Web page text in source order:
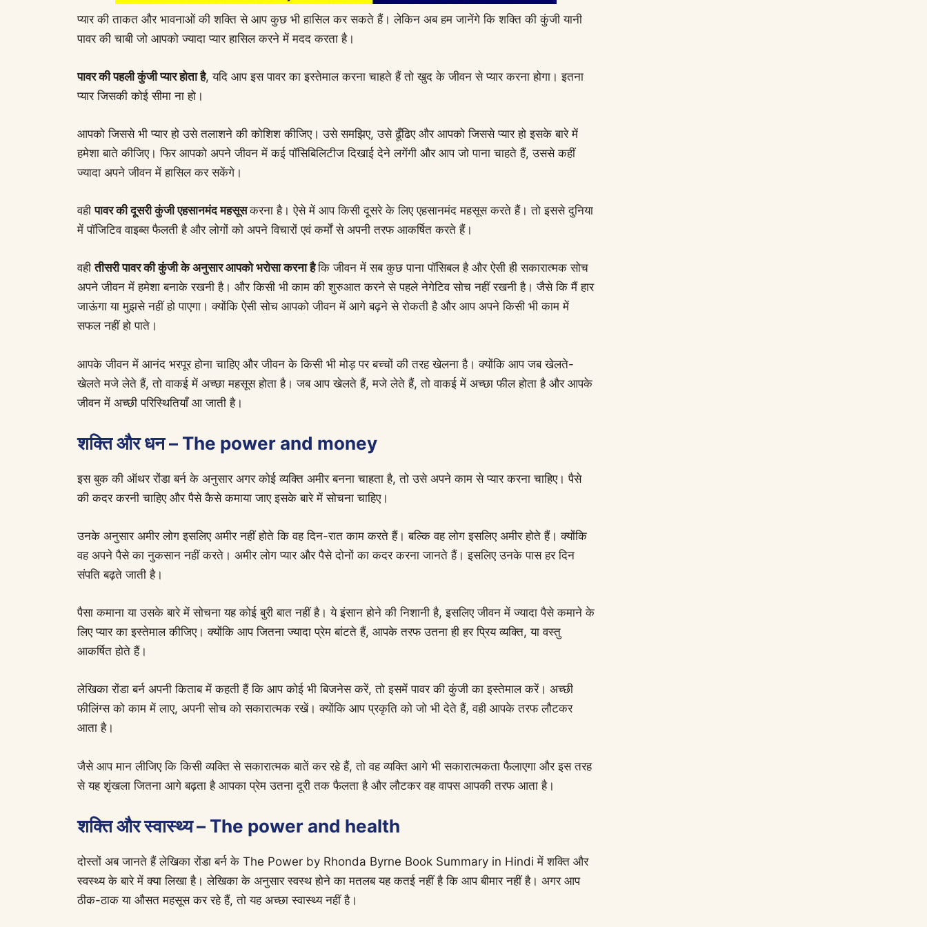
प्यार की ताकत और भावनाओं की शक्ति से आप कुछ भी हासिल कर सकते हैं। लेकिन अब हम जानेंगे कि शक्ति की कुंजी यानी
पावर की चाबी जो आपको ज्यादा प्यार हासिल करने में मदद करता है।
पावर की पहली कुंजी प्यार होता है, यदि आप इस पावर का इस्तेमाल करना चाहते हैं तो खुद के जीवन से प्यार करना होगा। इतना
प्यार जिसकी कोई सीमा ना हो।
आपको जिससे भी प्यार हो उसे तलाशने की कोशिश कीजिए। उसे समझिए, उसे ढूँढिए और आपको जिससे प्यार हो इसके बारे में
हमेशा बाते कीजिए। फिर आपको अपने जीवन में कई पॉसिबिलिटीज दिखाई देने लगेंगी और आप जो पाना चाहते हैं, उससे कहीं
ज्यादा अपने जीवन में हासिल कर सकेंगे।
वहीपावर की दूसरी कुंजी एहसानमंद महसूसकरना है। ऐसे में आप किसी दूसरे के लिए एहसानमंद महसूस करते हैं। तो इससे दुनिया
में पॉजिटिव वाइब्स फैलती है और लोगों को अपने विचारों एवं कर्मों से अपनी तरफ आकर्षित करते हैं।
वहीतीसरी पावर की कुंजी के अनुसार आपको भरोसा करना हैकि जीवन में सब कुछ पाना पॉसिबल है और ऐसी ही सकारात्मक सोच
अपने जीवन में हमेशा बनाके रखनी है। और किसी भी काम की शुरुआत करने से पहले नेगेटिव सोच नहीं रखनी है। जैसे कि मैं हार
जाऊंगा या मुझसे नहीं हो पाएगा। क्योंकि ऐसी सोच आपको जीवन में आगे बढ़ने से रोकती है और आप अपने किसी भी काम में
सफल नहीं हो पाते।
आपके जीवन में आनंद भरपूर होना चाहिए और जीवन के किसी भी मोड़ पर बच्चों की तरह खेलना है। क्योंकि आप जब खेलते-
खेलते मजे लेते हैं, तो वाकई में अच्छा महसूस होता है। जब आप खेलते हैं, मजे लेते हैं, तो वाकई में अच्छा फील होता है और आपके
जीवन में अच्छी परिस्थितियाँ आ जाती है।
शक्ति और धन – The power and money
इस बुक की ऑथर रोंडा बर्न के अनुसार अगर कोई व्यक्ति अमीर बनना चाहता है, तो उसे अपने काम से प्यार करना चाहिए। पैसे
की कदर करनी चाहिए और पैसे कैसे कमाया जाए इसके बारे में सोचना चाहिए।
उनके अनुसार अमीर लोग इसलिए अमीर नहीं होते कि वह दिन-रात काम करते हैं। बल्कि वह लोग इसलिए अमीर होते हैं। क्योंकि
वह अपने पैसे का नुकसान नहीं करते। अमीर लोग प्यार और पैसे दोनों का कदर करना जानते हैं। इसलिए उनके पास हर दिन
संपति बढ़ते जाती है।
पैसा कमाना या उसके बारे में सोचना यह कोई बुरी बात नहीं है। ये इंसान होने की निशानी है, इसलिए जीवन में ज्यादा पैसे कमाने के
लिए प्यार का इस्तेमाल कीजिए। क्योंकि आप जितना ज्यादा प्रेम बांटते हैं, आपके तरफ उतना ही हर प्रिय व्यक्ति, या वस्तु
आकर्षित होते हैं।
लेखिका रोंडा बर्न अपनी किताब में कहती हैं कि आप कोई भी बिजनेस करें, तो इसमें पावर की कुंजी का इस्तेमाल करें। अच्छी
फीलिंग्स को काम में लाए, अपनी सोच को सकारात्मक रखें। क्योंकि आप प्रकृति को जो भी देते हैं, वही आपके तरफ लौटकर
आता है।
जैसे आप मान लीजिए कि किसी व्यक्ति से सकारात्मक बातें कर रहे हैं, तो वह व्यक्ति आगे भी सकारात्मकता फैलाएगा और इस तरह
से यह शृंखला जितना आगे बढ़ता है आपका प्रेम उतना दूरी तक फैलता है और लौटकर वह वापस आपकी तरफ आता है।
शक्ति और स्वास्थ्य – The power and health
दोस्तों अब जानते हैं लेखिका रोंडा बर्न के The Power by Rhonda Byrne Book Summary in Hindi में शक्ति और
स्वस्थ्य के बारे में क्या लिखा है। लेखिका के अनुसार स्वस्थ होने का मतलब यह कतई नहीं है कि आप बीमार नहीं है। अगर आप
ठीक-ठाक या औसत महसूस कर रहे हैं, तो यह अच्छा स्वास्थ्य नहीं है।